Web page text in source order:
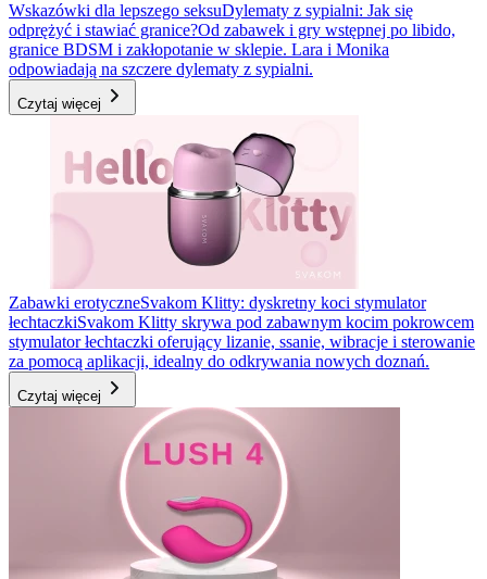
Wskazówki dla lepszego seksuDylematy z sypialni: Jak się
odprężyć i stawiać granice?Od zabawek i gry wstępnej po libido,
granice BDSM i zakłopotanie w sklepie. Lara i Monika
odpowiadają na szczere dylematy z sypialni.
Czytaj więcej
Zabawki erotyczneSvakom Klitty: dyskretny koci stymulator
łechtaczkiSvakom Klitty skrywa pod zabawnym kocim pokrowcem
stymulator łechtaczki oferujący lizanie, ssanie, wibracje i sterowanie
za pomocą aplikacji, idealny do odkrywania nowych doznań.
Czytaj więcej